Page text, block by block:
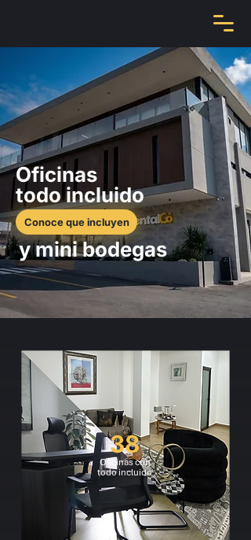
TUS OFICINAS Y BODEGAS TODO
Oficinas
todo incluido
Conoce que incluyen
y mini bodegas
38
Oficinas con
todo incluido